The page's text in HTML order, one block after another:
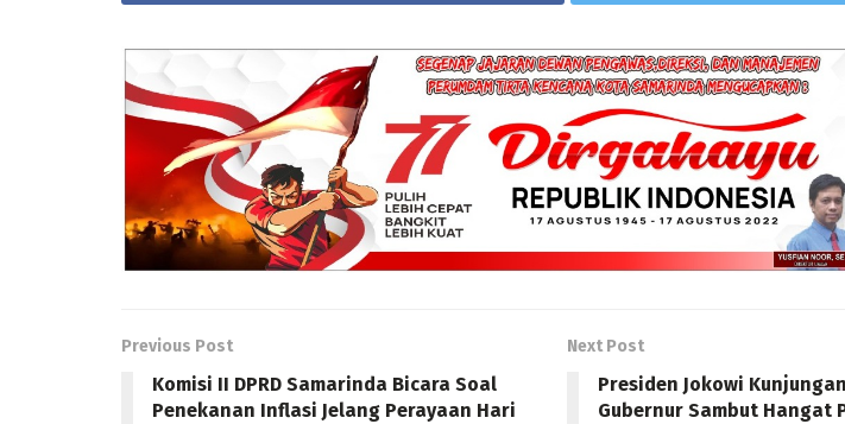
Previous Post
Komisi II DPRD Samarinda Bicara Soal
Penekanan Inflasi Jelang Perayaan Hari
Next Post
Presiden Jokowi
Gubernur Sambut Hangat